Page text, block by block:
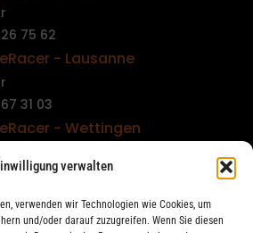
verwalten
verwenden wir Technologien wie Cookies, um
und/oder darauf zuzugreifen. Wenn Sie diesen
75 62
- Lausanne
31 03
- Wettingen
00 36
- Zürich Unterstrass